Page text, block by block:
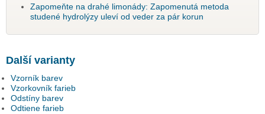
Zapomeňte na drahé limonády: Zapomenutá metoda
studené hydrolýzy uleví od veder za pár korun
Další varianty
Vzorník barev
Vzorkovník farieb
Odstíny barev
Odtiene farieb